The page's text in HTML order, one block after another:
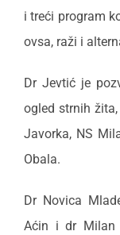
i treći program
ovsa, raži i
Dr Jevtić je
ogled strnih
Javorka, NS
Obala.
Dr Novica
Aćin i dr Milan